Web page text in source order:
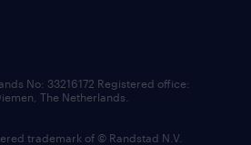
fund
No: 33216172 Registered office:
The Netherlands.
trademark of © Randstad N.V.